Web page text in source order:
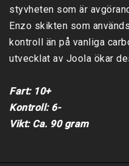
styvheten som är
Enzo skikten som
kontroll än på vanliga
utvecklat av Joola ökar
Fart: 10+
Kontroll: 6-
Vikt: Ca. 90 gram